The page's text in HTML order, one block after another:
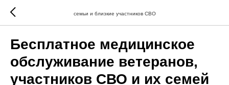
семьи и близкие участников СВО
Бесплатное медицинское
обслуживание ветеранов,
участников СВО и их семей